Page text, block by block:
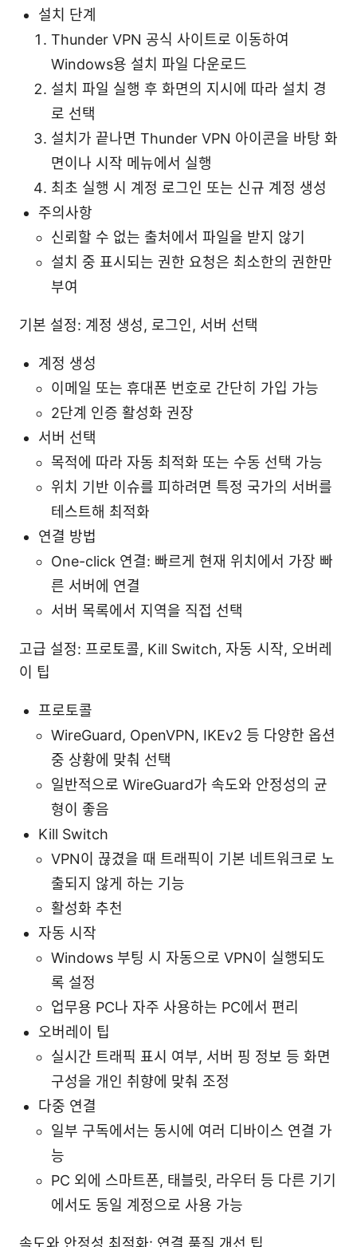
설치 단계
Thunder VPN 공식 사이트로 이동하여
Windows용 설치 파일 다운로드
설치 파일 실행 후 화면의 지시에 따라 설치 경
로 선택
설치가 끝나면 Thunder VPN 아이콘을 바탕 화
면이나 시작 메뉴에서 실행
최초 실행 시 계정 로그인 또는 신규 계정 생성
주의사항
신뢰할 수 없는 출처에서 파일을 받지 않기
설치 중 표시되는 권한 요청은 최소한의 권한만
부여
기본 설정: 계정 생성, 로그인, 서버 선택
계정 생성
이메일 또는 휴대폰 번호로 간단히 가입 가능
2단계 인증 활성화 권장
서버 선택
목적에 따라 자동 최적화 또는 수동 선택 가능
위치 기반 이슈를 피하려면 특정 국가의 서버를
테스트해 최적화
연결 방법
One-click 연결: 빠르게 현재 위치에서 가장 빠
른 서버에 연결
서버 목록에서 지역을 직접 선택
고급 설정: 프로토콜, Kill Switch, 자동 시작, 오버레
이 팁
프로토콜
WireGuard, OpenVPN, IKEv2 등 다양한 옵션
중 상황에 맞춰 선택
일반적으로 WireGuard가 속도와 안정성의 균
형이 좋음
Kill Switch
VPN이 끊겼을 때 트래픽이 기본 네트워크로 노
출되지 않게 하는 기능
활성화 추천
자동 시작
Windows 부팅 시 자동으로 VPN이 실행되도
록 설정
업무용 PC나 자주 사용하는 PC에서 편리
오버레이 팁
실시간 트래픽 표시 여부, 서버 핑 정보 등 화면
구성을 개인 취향에 맞춰 조정
다중 연결
일부 구독에서는 동시에 여러 디바이스 연결 가
능
PC 외에 스마트폰, 태블릿, 라우터 등 다른 기기
에서도 동일 계정으로 사용 가능
속도와 안정성 최적화: 연결 품질 개선 팁